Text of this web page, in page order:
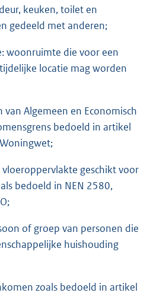
keuken, toilet en
gedeeld met anderen;
woonruimte die voor een
locatie mag worden
van Algemeen en Economisch
bedoeld in artikel
geschikt voor
bedoeld in NEN 2580,
of groep van personen die
huishouding
zoals bedoeld in artikel